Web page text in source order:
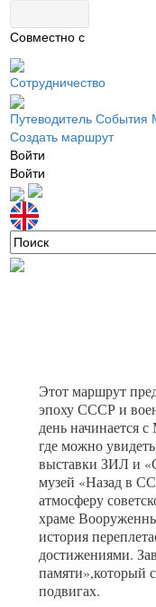
Совместно с
Сотрудничество
Путеводитель События
Создать маршрут
Войти
Войти
Этот маршрут
эпоху СССР и
день начинается
где можно
выставки ЗИЛ и
музей «Назад в
атмосферу
храме
история
достижениями.
памяти»,который
подвигах.